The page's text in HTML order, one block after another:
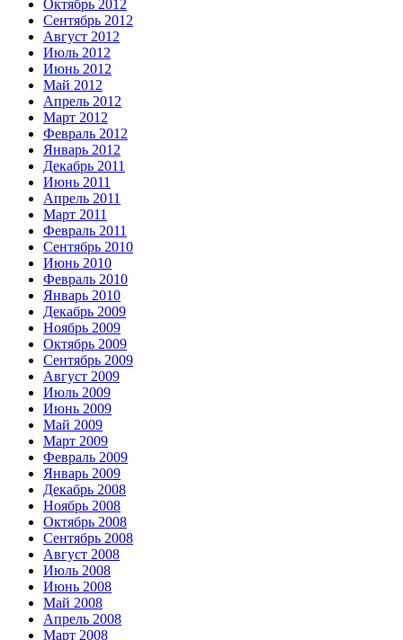
Октябрь 2012
Сентябрь 2012
Август 2012
Июль 2012
Июнь 2012
Май 2012
Апрель 2012
Март 2012
Февраль 2012
Январь 2012
Декабрь 2011
Июнь 2011
Апрель 2011
Март 2011
Февраль 2011
Сентябрь 2010
Июнь 2010
Февраль 2010
Январь 2010
Декабрь 2009
Ноябрь 2009
Октябрь 2009
Сентябрь 2009
Август 2009
Июль 2009
Июнь 2009
Май 2009
Март 2009
Февраль 2009
Январь 2009
Декабрь 2008
Ноябрь 2008
Октябрь 2008
Сентябрь 2008
Август 2008
Июль 2008
Июнь 2008
Май 2008
Апрель 2008
Март 2008